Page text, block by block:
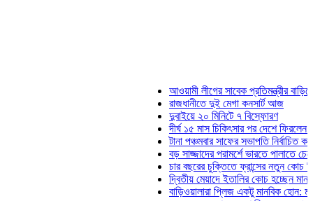
আওয়ামী লীগের সাবেক প্রতিমন্ত্রীর বাড়িতে
রাজধানীতে দুই মেগা কনসার্ট আজ
দুবাইয়ে ২০ মিনিটে ৭ বিস্ফোরণ
দীর্ঘ ১৫ মাস চিকিৎসার পর দেশে ফিরলেন ইলিয়াস
টানা পঞ্চমবার সাফের সভাপতি নির্বাচিত কাজী
বড় সাজ্জাদের পরামর্শে ভারতে পালাতে
চার বছরের চুক্তিতে ফ্রান্সের নতুন কোচ জিদান
দ্বিতীয় মেয়াদে ইতালির কোচ হচ্ছেন মানচিনি
বাড়িওয়ালারা প্লিজ একটু মানবিক হোন: মনিরা মিঠু